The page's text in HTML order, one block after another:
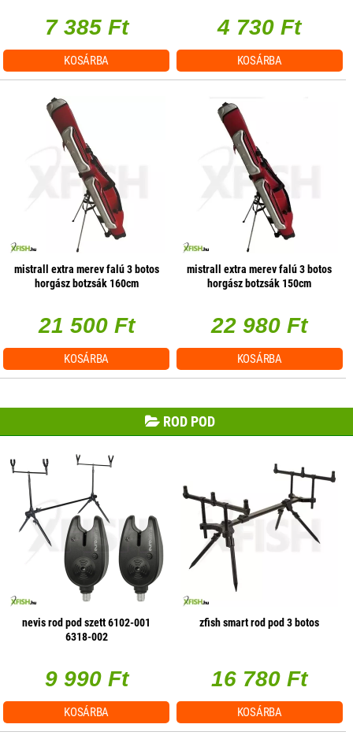
7 385 Ft
KOSÁRBA
4 730 Ft
KOSÁRBA
mistrall extra merev falú 3 botos
horgász botzsák 160cm
21 500 Ft
KOSÁRBA
mistrall extra merev falú 3 botos
horgász botzsák 150cm
22 980 Ft
KOSÁRBA
ROD POD
nevis rod pod szett 6102-001
6318-002
9 990 Ft
KOSÁRBA
zfish smart rod pod 3 botos
16 780 Ft
KOSÁRBA